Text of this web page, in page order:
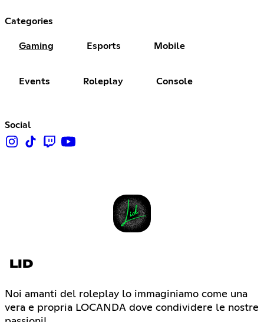
Categories
Gaming Esports Mobile
Events Roleplay Console
Social
LID
Noi amanti del roleplay lo immaginiamo come una
vera e propria LOCANDA dove condividere le nostre